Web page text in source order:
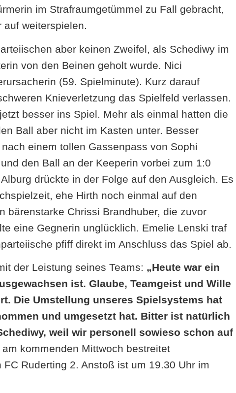
im Strafraumgetümmel zu Fall gebracht,
auf weiterspielen.
aber keinen Zweifel, als Schediwy im
von den Beinen geholt wurde. Nici
(59. Spielminute). Kurz darauf
Knieverletzung das Spielfeld verlassen.
besser ins Spiel. Mehr als einmal hatten die
Ball aber nicht im Kasten unter. Besser
einem tollen Gassenpass von Sophi
den Ball an der Keeperin vorbei zum 1:0
drückte in der Folge auf den Ausgleich. Es
ehe Hirth noch einmal auf den
bärenstarke Chrissi Brandhuber, die zuvor
eine Gegnerin unglücklich. Emelie Lenski traf
pfiff direkt im Anschluss das Spiel ab.
der Leistung seines Teams: „Heute war ein
ist. Glaube, Teamgeist und Wille
Die Umstellung unseres Spielsystems hat
und umgesetzt hat. Bitter ist natürlich
weil wir personell sowieso schon auf
am kommenden Mittwoch bestreitet
Ruderting 2. Anstoß ist um 19.30 Uhr im